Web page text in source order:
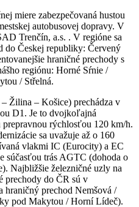
miere zabezpečovaná hustou
autobusovej dopravy. V
Trenčín, a.s. . V regióne sa
do Českej republiky: Červený
hraničné prechody s
regiónu: Horné Sŕnie /
/ Střelná.
Žilina – Košice) prechádza v
D1. Je to dvojkoľajná
rýchlosťou 120 km/h.
sa uvažuje až o 160
vlakmi IC (Eurocity) a EC
súčasťou trás AGTC (dohoda o
Najbližšie železničné uzly na
prechody do ČR sú v
hraničný prechod Nemšová /
pod Makytou / Horní Lídeč).